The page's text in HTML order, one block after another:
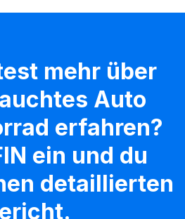
mehr über
Auto
erfahren?
ein und du
detaillierten